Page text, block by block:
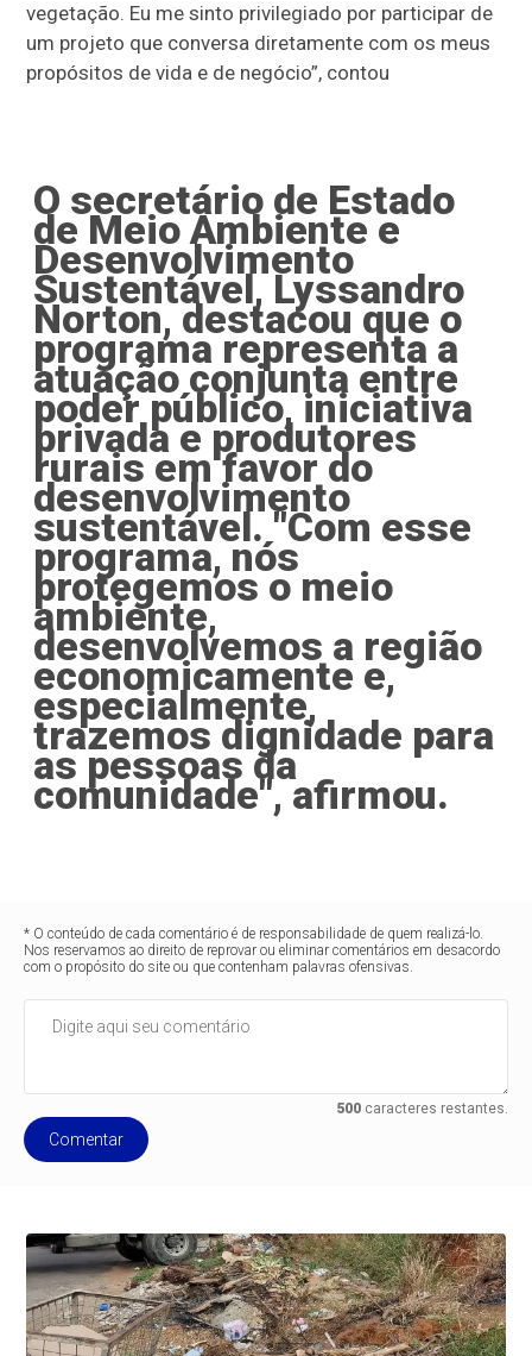
vegetação. Eu me sinto privilegiado por participar de
um projeto que conversa diretamente com os meus
propósitos de vida e de negócio”, contou
O secretário de Estado
de Meio Ambiente e
Desenvolvimento
Sustentável, Lyssandro
Norton, destacou que o
programa representa a
atuação conjunta entre
poder público, iniciativa
privada e produtores
rurais em favor do
desenvolvimento
sustentável. "Com esse
programa, nós
protegemos o meio
ambiente,
desenvolvemos a região
economicamente e,
especialmente,
trazemos dignidade para
as pessoas da
comunidade", afirmou.
* O conteúdo de cada comentário é de responsabilidade de quem realizá-lo.
Nos reservamos ao direito de reprovar ou eliminar comentários em desacordo
com o propósito do site ou que contenham palavras ofensivas.
500caracteres restantes.
Comentar